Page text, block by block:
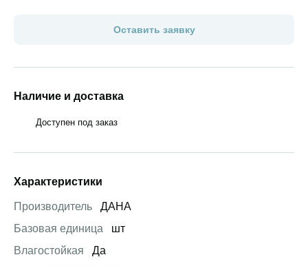
Оставить заявку
Наличие и доставка
Доступен под заказ
Характеристики
Производитель
ДАНА
Базовая единица
шт
Влагостойкая
Да